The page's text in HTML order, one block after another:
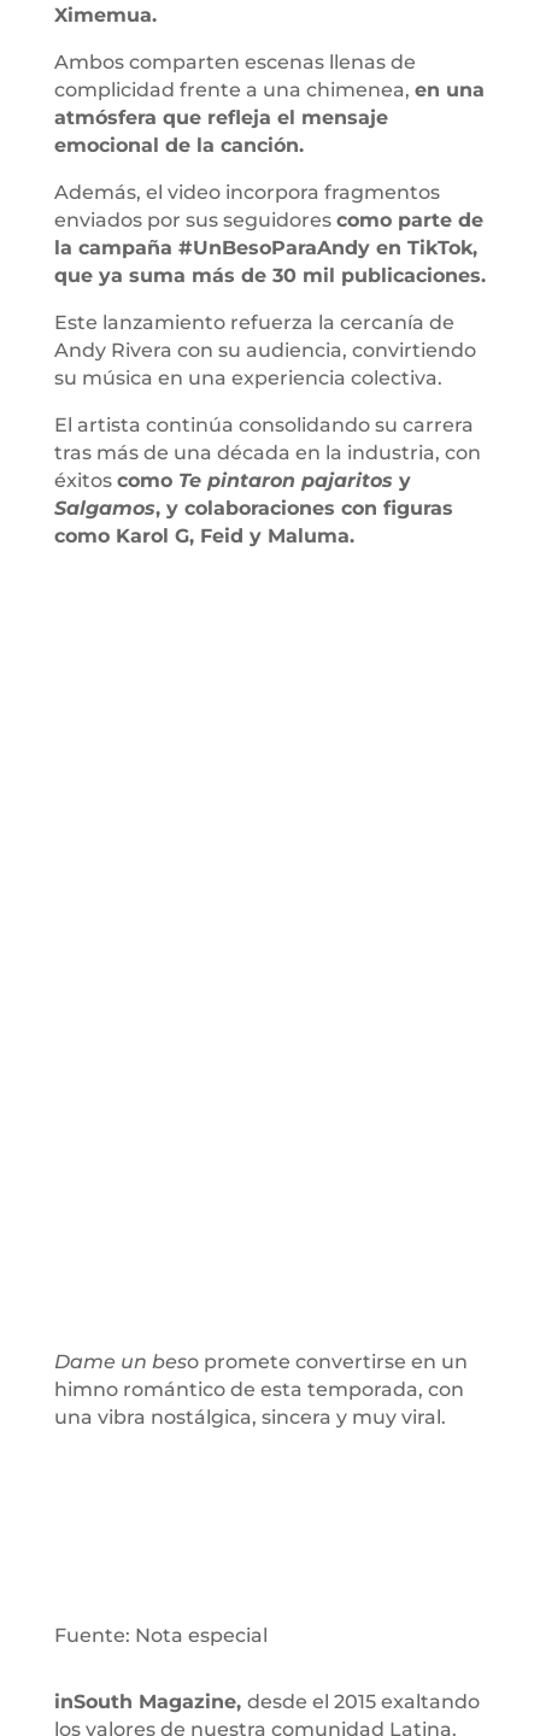
Ximemua.
Ambos comparten escenas llenas de
complicidad frente a una chimenea, en una
atmósfera que refleja el mensaje
emocional de la canción.
Además, el video incorpora fragmentos
enviados por sus seguidores como parte de
la campaña #UnBesoParaAndy en TikTok,
que ya suma más de 30 mil publicaciones.
Este lanzamiento refuerza la cercanía de
Andy Rivera con su audiencia, convirtiendo
su música en una experiencia colectiva.
El artista continúa consolidando su carrera
tras más de una década en la industria, con
éxitos como Te pintaron pajaritos y
Salgamos, y colaboraciones con figuras
como Karol G, Feid y Maluma.
Dame un beso promete convertirse en un
himno romántico de esta temporada, con
una vibra nostálgica, sincera y muy viral.
Fuente: Nota especial
inSouth Magazine, desde el 2015 exaltando
los valores de nuestra comunidad Latina.